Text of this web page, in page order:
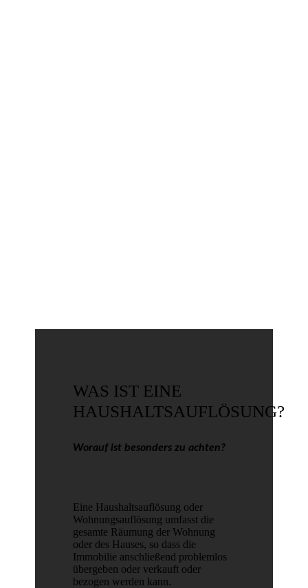
WAS IST EINE
HAUSHALTSAUFLÖSUNG?
Worauf ist besonders zu achten?
Eine Haushaltsauflösung oder
Wohnungsauflösung umfasst die
gesamte Räumung der Wohnung
oder des Hauses, so dass die
Immobilie anschließend problemlos
übergeben oder verkauft oder
bezogen werden kann.